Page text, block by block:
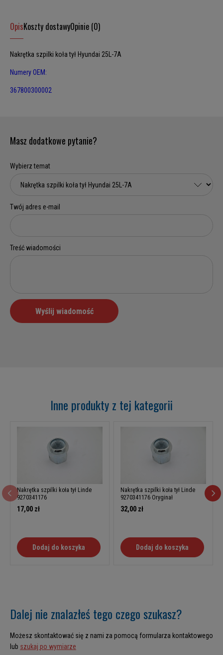
OpisKoszty dostawyOpinie (0)
Nakrętka szpilki koła tył Hyundai 25L-7A
Numery OEM:
367800300002
Masz dodatkowe pytanie?
Inne produkty z tej kategorii
Nakrętka szpilki koła tył Linde
9270341176
17,00 zł
Dodaj do koszyka
Nakrętka szpilki koła tył Linde
9270341176 Oryginał
32,00 zł
Dodaj do koszyka
Dalej nie znalazłeś tego czego szukasz?
Możesz skontaktować się z nami za pomocą formularza kontaktowego
lub szukaj po wymiarze